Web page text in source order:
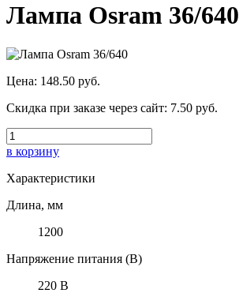
Лампа Osram 36/640
Цена: 148.50 руб.
Скидка при заказе через сайт: 7.50 руб.
в корзину
Характеристики
Длина, мм
1200
Напряжение питания (В)
220 В